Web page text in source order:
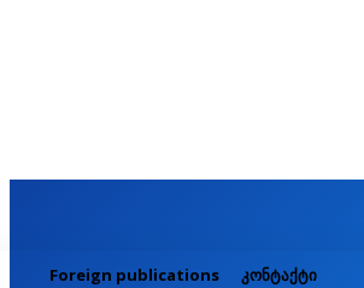
Foreign publications კონტაქტი